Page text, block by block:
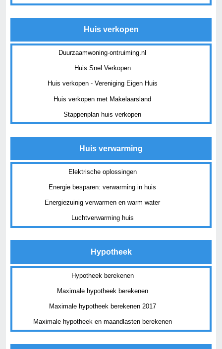
Huis verkopen
Duurzaamwoning-ontruiming.nl
Huis Snel Verkopen
Huis verkopen - Vereniging Eigen Huis
Huis verkopen met Makelaarsland
Stappenplan huis verkopen
Huis verwarming
Elektrische oplossingen
Energie besparen: verwarming in huis
Energiezuinig verwarmen en warm water
Luchtverwarming huis
Hypotheek
Hypotheek berekenen
Maximale hypotheek berekenen
Maximale hypotheek berekenen 2017
Maximale hypotheek en maandlasten berekenen